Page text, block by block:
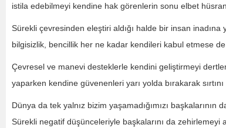
istila edebilmeyi kendine hak görenlerin sonu elbet
Sürekli çevresinden eleştiri aldığı halde bir insan
bilgisizlik, bencillik her ne kadar kendileri kabul etmese
Çevresel ve manevi desteklerle kendini geliştirmeyi
yaparken kendine güvenenleri yarı yolda bırakarak
Dünya da tek yalnız bizim yaşamadığımızı
Sürekli negatif düşünceleriyle başkalarını da zehirlemeyi